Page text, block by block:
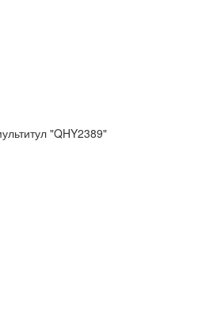
"QHY2389"